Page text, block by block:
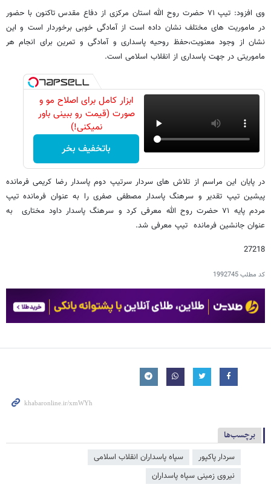
وی افزود: تیپ ۷۱ حضرت روح الله استان مرکزی از دفاع مقدس تاکنون با حضور
در ماموریت های مختلف نشان داده است از آمادگی خوبی برخوردار است و این
نشان از وجود معنویت،حفظ روحیه پاسداری و آمادگی و تمرین برای انجام هر
ماموریتی در جهت پاسداری از انقلاب اسلامی است.
ابزار کامل برای اصلاح مو و
صورت (قیمت رو ببینی باور
نمیکنی!)
باتخفیف بخر
در پایان این مراسم از تلاش های سردار سرتیپ دوم پاسدار رضا کریمی فرمانده
پیشین تیپ تقدیر و سرهنگ پاسدار مصطفی صفری را به عنوان فرمانده تیپ
مردم پایه ۷۱ حضرت روح الله معرفی کرد و سرهنگ پاسدار داود مختاری به
عنوان جانشین فرمانده تیپ معرفی شد.
27218
کد مطلب1992745
برچسب‌ها
سردار پاکپور
سپاه پاسداران انقلاب اسلامی
نیروی زمینی سپاه پاسداران